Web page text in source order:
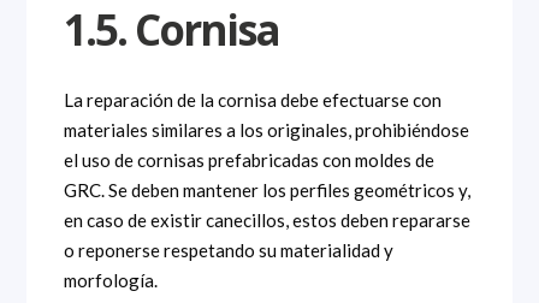
1.5. Cornisa
La reparación de la cornisa debe efectuarse con
materiales similares a los originales, prohibiéndose
el uso de cornisas prefabricadas con moldes de
GRC. Se deben mantener los perfiles geométricos y,
en caso de existir canecillos, estos deben repararse
o reponerse respetando su materialidad y
morfología.